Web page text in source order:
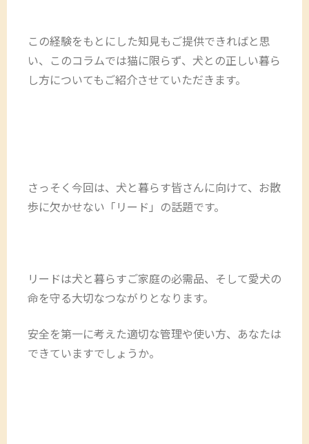
この経験をもとにした知見もご提供できればと思
い、このコラムでは猫に限らず、犬との正しい暮ら
し方についてもご紹介させていただきます。
さっそく今回は、犬と暮らす皆さんに向けて、お散
歩に欠かせない「リード」の話題です。
リードは犬と暮らすご家庭の必需品、そして愛犬の
命を守る大切なつながりとなります。
安全を第一に考えた適切な管理や使い方、あなたは
できていますでしょうか。